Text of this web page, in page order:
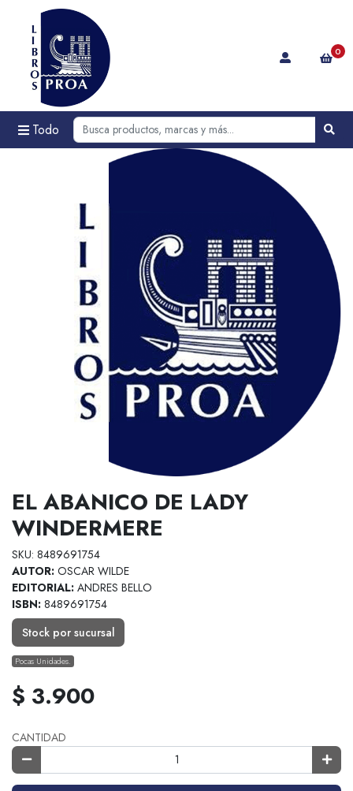
Todo
0
EL ABANICO DE LADY
WINDERMERE
SKU: 8489691754
AUTOR: OSCAR WILDE
EDITORIAL: ANDRES BELLO
ISBN: 8489691754
Stock por sucursal
Pocas Unidades.
$ 3.900
CANTIDAD